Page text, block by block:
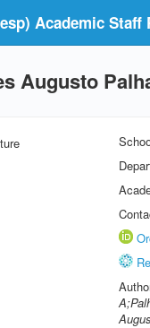
Academic Staff
Augusto